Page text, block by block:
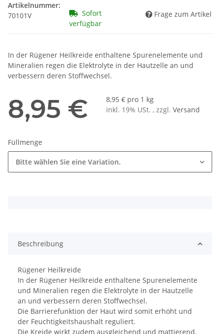
Artikelnummer:
70101V
Sofort
verfügbar
Frage zum Artikel
In der Rügener Heilkreide enthaltene Spurenelemente und
Mineralien regen die Elektrolyte in der Hautzelle an und
verbessern deren Stoffwechsel.
8,95 €
8,95 € pro 1 kg
inkl. 19% USt. , zzgl. Versand
Füllmenge
Bitte wählen Sie eine Variation.
Beschreibung
Rügener Heilkreide
In der Rügener Heilkreide enthaltene Spurenelemente
und Mineralien regen die Elektrolyte in der Hautzelle
an und verbessern deren Stoffwechsel.
Die Barrierefunktion der Haut wird somit erhöht und
der Feuchtigkeitshaushalt reguliert.
Die Kreide wirkt zudem ausgleichend und mattierend.